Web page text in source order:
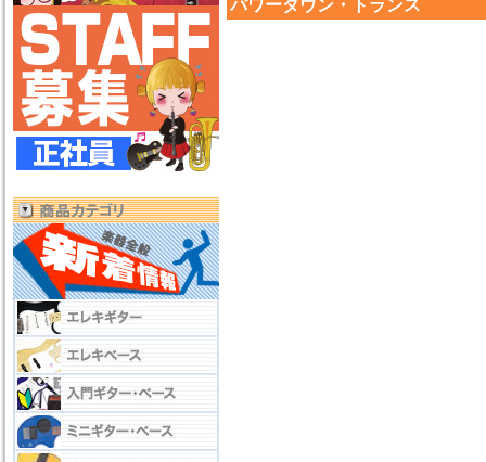
パワーダウン・トランス